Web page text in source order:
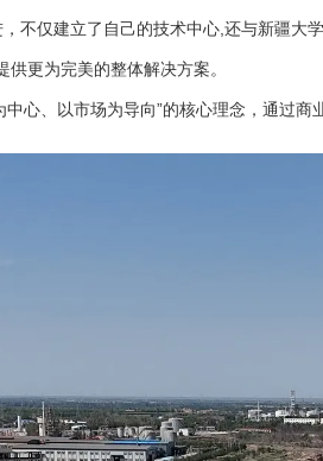
不仅建立了自己的技术中心,还与新疆
更为完美的整体解决方案。
心、以市场为导向”的核心理念，通过